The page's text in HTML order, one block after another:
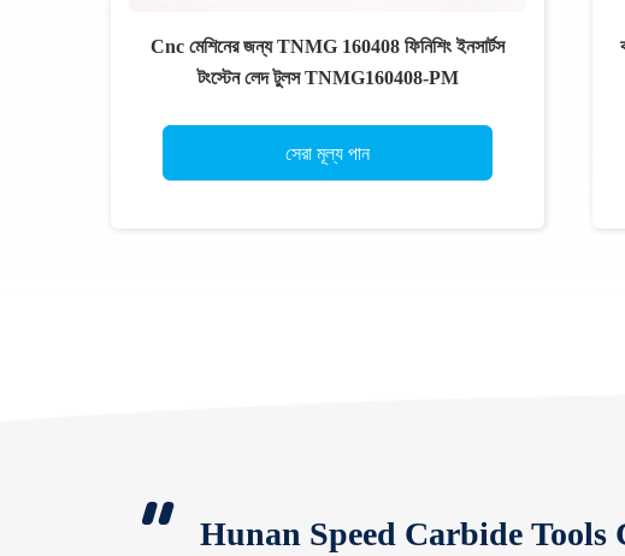
Cnc মেশিনের জন্য TNMG 160408 ফিনিশিং ইনসার্টস
টংস্টেন লেদ টুলস TNMG160408-PM
সেরা মূল্য পান